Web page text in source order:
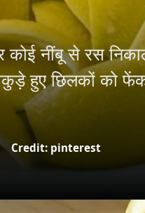
कोई नींबू से रस
हुए छिलकों को
Credit: pinterest